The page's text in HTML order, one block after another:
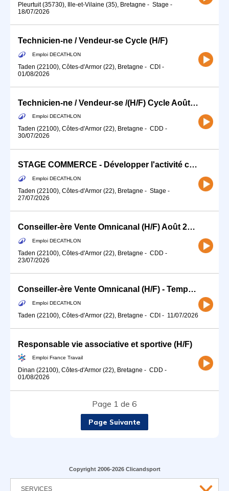
Pleurtuit (35730), Ille-et-Vilaine (35), Bretagne - Stage -
18/07/2026
Technicien-ne / Vendeur-se Cycle (H/F)
Emploi DECATHLON
Taden (22100), Côtes-d'Armor (22), Bretagne - CDI -
01/08/2026
Technicien-ne / Vendeur-se /(H/F) Cycle Août 2026
Emploi DECATHLON
Taden (22100), Côtes-d'Armor (22), Bretagne - CDD -
30/07/2026
STAGE COMMERCE - Développer l'activité commerciale de ton sport (H/F)
Emploi DECATHLON
Taden (22100), Côtes-d'Armor (22), Bretagne - Stage -
27/07/2026
Conseiller-ère Vente Omnicanal (H/F) Août 2026
Emploi DECATHLON
Taden (22100), Côtes-d'Armor (22), Bretagne - CDD -
23/07/2026
Conseiller-ère Vente Omnicanal (H/F) - Temps partiel cycle 12H
Emploi DECATHLON
Taden (22100), Côtes-d'Armor (22), Bretagne - CDI - 11/07/2026
Responsable vie associative et sportive (H/F)
Emploi France Travail
Dinan (22100), Côtes-d'Armor (22), Bretagne - CDD -
01/08/2026
Page 1 de 6
Page Suivante
Copyright 2006-2026 Clicandsport
SERVICES